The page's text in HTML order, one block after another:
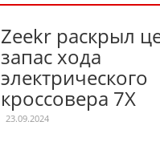
Zeekr раскрыл
запас хода
электрического
кроссовера 7X
23.09.2024